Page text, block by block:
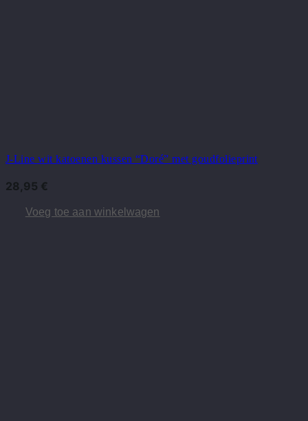
J-Line wit katoenen kussen “Doré” met goudfolieprint
28,95 €
Voeg toe aan winkelwagen